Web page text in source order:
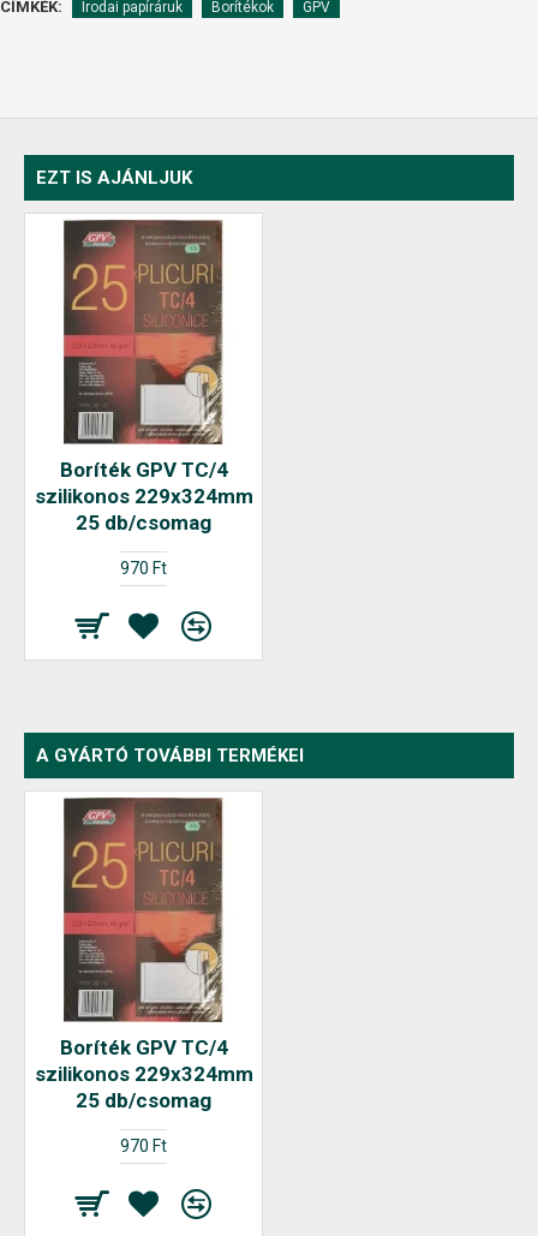
CÍMKÉK: Irodai papíráruk Borítékok GPV
EZT IS AJÁNLJUK
Boríték GPV TC/4
szilikonos 229x324mm
25 db/csomag
970 Ft
A GYÁRTÓ TOVÁBBI TERMÉKEI
Boríték GPV TC/4
szilikonos 229x324mm
25 db/csomag
970 Ft